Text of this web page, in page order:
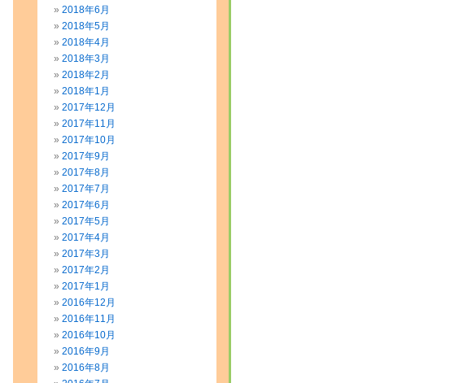
2018年6月
2018年5月
2018年4月
2018年3月
2018年2月
2018年1月
2017年12月
2017年11月
2017年10月
2017年9月
2017年8月
2017年7月
2017年6月
2017年5月
2017年4月
2017年3月
2017年2月
2017年1月
2016年12月
2016年11月
2016年10月
2016年9月
2016年8月